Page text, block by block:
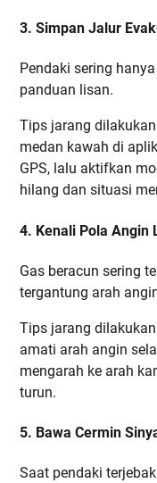
3. Simpan Jalur
Pendaki sering
panduan lisan.
Tips jarang
medan kawah di
GPS, lalu aktifkan
hilang dan situasi
4. Kenali Pola Angin
Gas beracun sering
tergantung arah
Tips jarang
amati arah angin
mengarah ke arah
turun.
5. Bawa Cermin
Saat pendaki